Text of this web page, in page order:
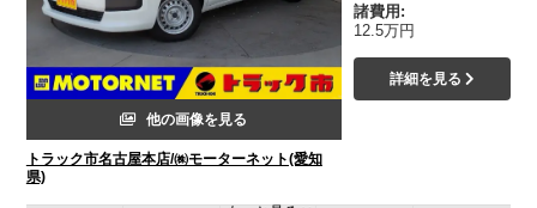
他の画像を見る
トラック市名古屋本店/㈱モーターネット(愛知
県)
諸費用:
12.5万円
詳細を見る